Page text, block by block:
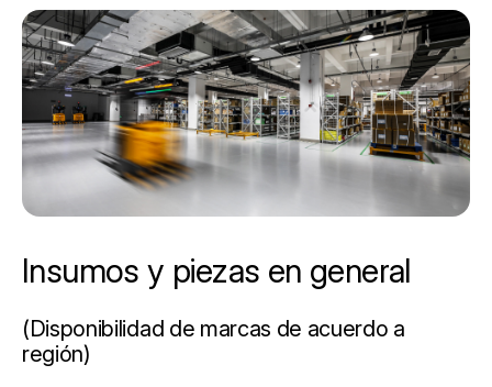
Insumos y piezas en general
(Disponibilidad de marcas de acuerdo a
región)